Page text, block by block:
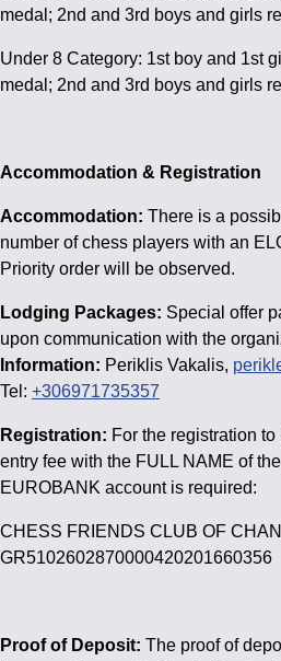
medal; 2nd and 3rd boys and girls
Under 8 Category: 1st boy and 1st
medal; 2nd and 3rd boys and girls
Accommodation & Registration
Accommodation: There is a
number of chess players with an
Priority order will be observed.
Lodging Packages: Special offer
upon communication with the
Information: Periklis Vakalis,
Tel: +306971735357
Registration: For the registration
entry fee with the FULL NAME of
EUROBANK account is required:
CHESS FRIENDS CLUB OF
GR5102602870000420201660356
Proof of Deposit: The proof of